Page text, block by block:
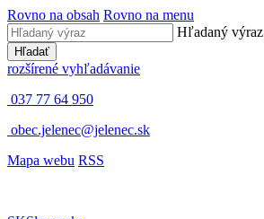
Rovno na obsah Rovno na menu
Hľadaný výraz
Hľadať
rozšírené vyhľadávanie
037 77 64 950
obec.jelenec@jelenec.sk
Mapa webu RSS